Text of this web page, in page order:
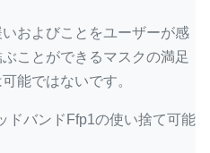
およびことをユーザーが感
ことができるマスクの満足
能ではないです。